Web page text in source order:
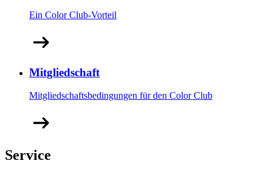
Ein Color Club-Vorteil
Mitgliedschaft
Mitgliedschaftsbedingungen für den Color Club
Service